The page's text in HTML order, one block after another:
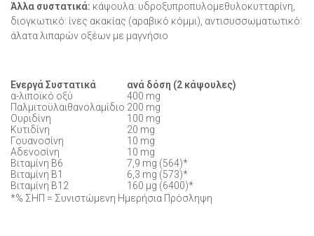
Άλλα συστατικά: κάψουλα: υδροξυπροπυλομεθυλοκυτταρίνη,
διογκωτικό: ίνες ακακίας (αραβικό κόμμι), αντισυσσωματωτικό:
άλατα λιπαρών οξέων με μαγνήσιο
Ενεργά Συστατικά
ανά δόση (2 κάψουλες)
α-λιποϊκό οξύ
400 mg
Παλμιτοϋλαιθανολαμίδιο 200 mg
Ουριδίνη
100 mg
Κυτιδίνη
20 mg
Γουανοσίνη
10 mg
Αδενοσίνη
10 mg
Βιταμίνη Β6
7,9 mg (564)*
Βιταμίνη Β1
6,3 mg (573)*
Βιταμίνη Β12
160 μg (6400)*
*% ΣΗΠ = Συνιστώμενη Ημερήσια Πρόσληψη